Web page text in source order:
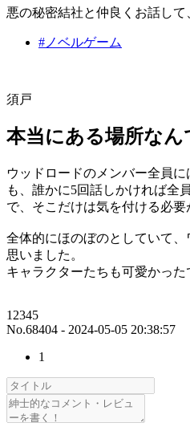
悪の秘密結社と仲良くお話して
#ノベルゲーム
須戸
本当にある場所なん
ウッドロードのメンバー全員
も、誰かに5回話しかければ全
で、そこだけは気を付ける必要
全体的にほのぼのとしていて
思いました。
キャラクターたちも可愛かった
12345
No.68404 - 2024-05-05 20:38:57
1